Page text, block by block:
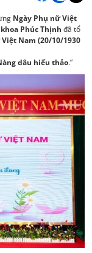
Ngày Phụ nữ Việt
Phúc Thịnh đã tổ
Nam (20/10/1930
dâu hiếu thảo.”